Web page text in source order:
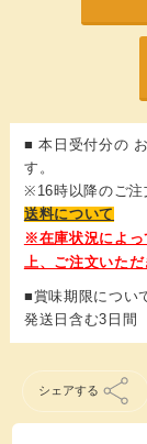
■ 本日受付分の
す。
※16時以降のご注
送料について
■賞味期限につい
発送日含む3日間
シェアする